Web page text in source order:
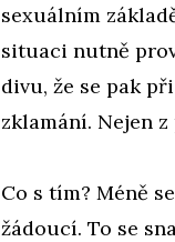
sexuálním
situaci nutně
divu, že se pak
zklamání. Nejen
Co s tím? Méně
žádoucí. To se